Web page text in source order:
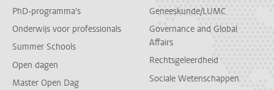
PhD-programma's
Onderwijs voor professionals
Summer Schools
Open dagen
Master Open Dag
Geneeskunde/LUMC
Governance and Global
Affairs
Rechtsgeleerdheid
Sociale Wetenschappen